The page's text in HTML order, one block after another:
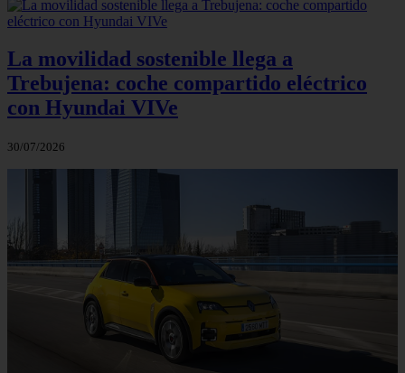
La movilidad sostenible llega a
Trebujena: coche compartido eléctrico
con Hyundai VIVe
30/07/2026